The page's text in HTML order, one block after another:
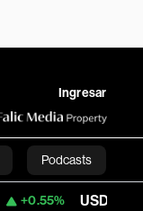
Ingresar
Podcasts
USD COP 3,175.95